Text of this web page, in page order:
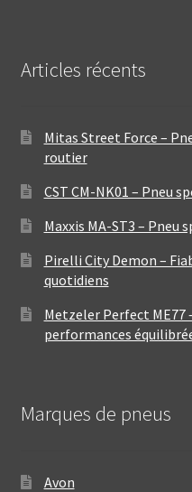
Articles récents
Mitas Street Force –
routier
CST CM-NK01 – Pneu
Maxxis MA-ST3 –
Pirelli City Demon –
quotidiens
Metzeler Perfect ME77
performances
Marques de pneus
Avon